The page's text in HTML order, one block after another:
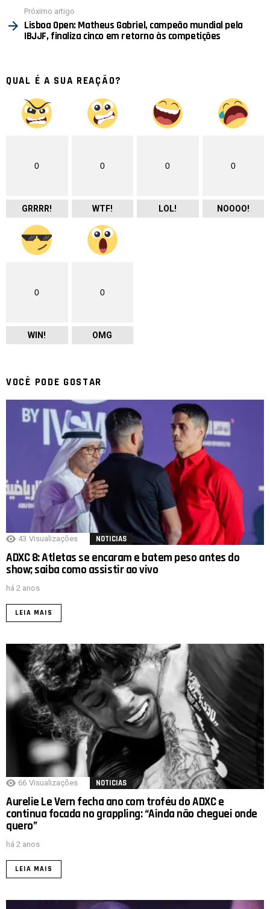
Próximo artigo
Lisboa Open: Matheus Gabriel, campeão mundial pela
IBJJF, finaliza cinco em retorno às competições
QUAL É A SUA REAÇÃO?
0
GRRRR!
0
WTF!
0
LOL!
0
NOOOO!
0
WIN!
0
OMG
VOCÊ PODE GOSTAR
43 Visualizações NOTICIAS
ADXC 8: Atletas se encaram e batem peso antes do
show; saiba como assistir ao vivo
há 2 anos
LEIA MAIS
66 Visualizações NOTICIAS
Aurelie Le Vern fecha ano com troféu do ADXC e
continua focada no grappling: “Ainda não cheguei onde
quero”
há 2 anos
LEIA MAIS